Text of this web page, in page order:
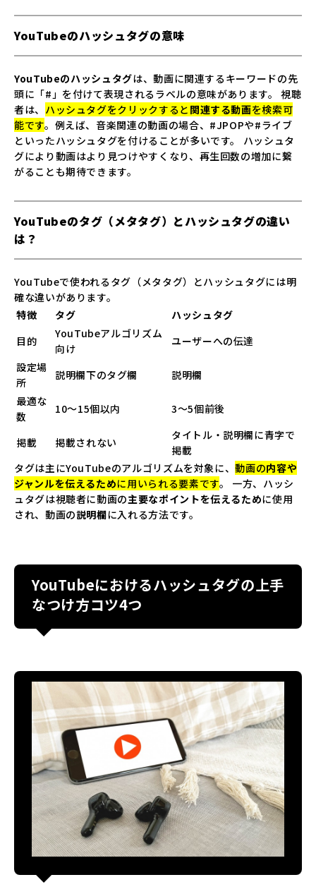
YouTubeのハッシュタグの意味
YouTubeのハッシュタグは、動画に関連するキーワードの先
頭に「#」を付けて表現されるラベルの意味があります。 視聴
者は、 ハッシュタグをクリックすると 関連する動画を検索可
能です。例えば、音楽関連の動画の場合、#JPOPや#ライブ
といったハッシュタグを付けることが多いです。 ハッシュタ
グにより動画はより見つけやすくなり、再生回数の増加に繋
がることも期待できます。
YouTubeのタグ（メタタグ）とハッシュタグの違い
は？
YouTubeで使われるタグ（メタタグ）とハッシュタグには明
確な違いがあります。
特徴
タグ
ハッシュタグ
目的
YouTubeアルゴリズム
向け
ユーザーへの伝達
設定場
所
説明欄下のタグ欄
説明欄
最適な
数
10〜15個以内 3〜5個前後
掲載 掲載されない
タイトル・説明欄に青字で
掲載
タグは主にYouTubeのアルゴリズムを対象に、動画の内容や
ジャンルを伝えるために用いられる要素です。 一方、ハッシ
ュタグは視聴者に動画の主要なポイントを伝えるために使用
され、動画の説明欄に入れる方法です。
YouTubeにおけるハッシュタグの上手
なつけ方コツ4つ